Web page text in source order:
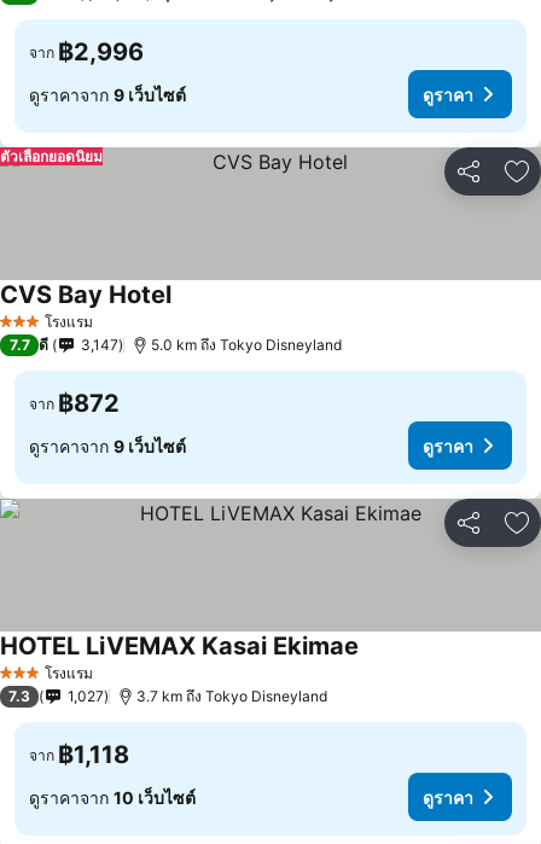
จาก ฿2,996
ดูราคาจาก 9 เว็บไซต์ ดูราคา
แชร์ เ
ตัวเลือกยอดนิยม
3 ดาว โรงแรม
CVS Bay Hotel
7.7 ดี 3,147 5.0 km ถึง Tokyo Disneyland
จาก ฿872
ดูราคาจาก 9 เว็บไซต์ ดูราคา
แชร์ เ
3 ดาว โรงแรม
HOTEL LiVEMAX Kasai Ekimae
7.3 1,027 3.7 km ถึง Tokyo Disneyland
จาก ฿1,118
ดูราคาจาก 10 เว็บไซต์ ดูราคา